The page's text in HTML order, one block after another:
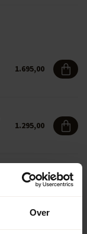
Over
1.695,00
1.295,00
217,00